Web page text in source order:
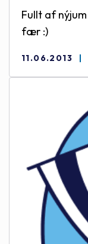
Fullt af
fær :)
11.06.2013